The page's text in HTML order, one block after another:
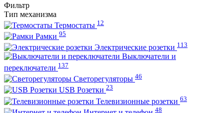
Фильтр
Тип механизма
Термостаты 12
Рамки 95
Электрические розетки 113
Выключатели и
переключатели 137
Светорегуляторы 46
USB Розетки 23
Телевизионные розетки 63
48